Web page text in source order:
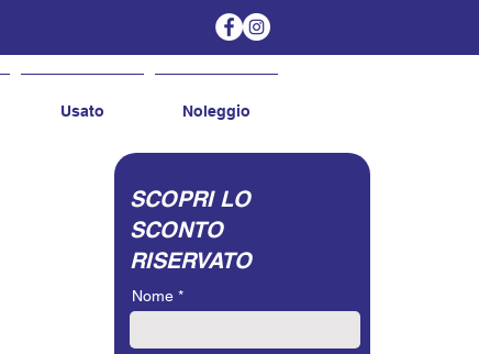
Usato Noleggio
SCOPRI LO
SCONTO
RISERVATO
Nome